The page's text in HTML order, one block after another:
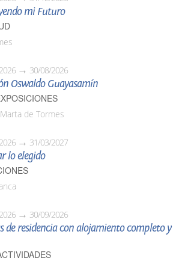
mi Futuro
30/08/2026
Oswaldo Guayasamín
de Tormes
31/03/2027
lo elegido
30/09/2026
de residencia con alojamiento completo y